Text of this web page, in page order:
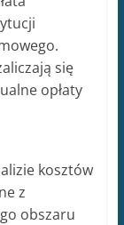
się
opłaty
kosztów
z
obszaru